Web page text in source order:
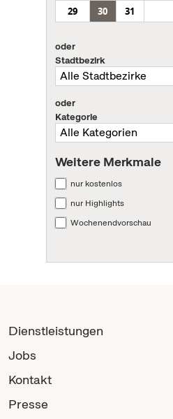
29
30 31
oder
Stadtbezirk
oder
Kategorie
Weitere Merkmale
nur kostenlos
nur Highlights
Wochenendvorschau
Dienstleistungen
Jobs
Kontakt
Presse